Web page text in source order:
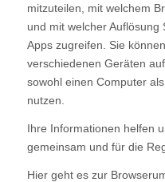
mitzuteilen, mit welchem
und mit welcher
Apps zugreifen. Sie
verschiedenen Geräten
sowohl einen Computer
nutzen.
Ihre Informationen helfen
gemeinsam und für die
Hier geht es zur